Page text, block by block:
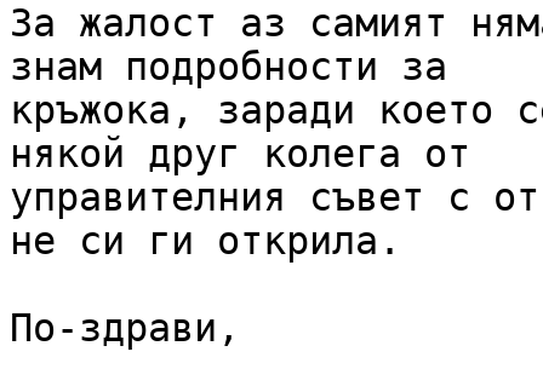
За жалост аз самият
знам подробности за
кръжока, заради което
някой друг колега от
управителния съвет с
не си ги открила.
По-здрави,